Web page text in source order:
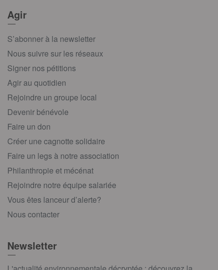
Agir
S’abonner à la newsletter
Nous suivre sur les réseaux
Signer nos pétitions
Agir au quotidien
Rejoindre un groupe local
Devenir bénévole
Faire un don
Créer une cagnotte solidaire
Faire un legs à notre association
Philanthropie et mécénat
Rejoindre notre équipe salariée
Vous êtes lanceur d’alerte?
Nous contacter
Newsletter